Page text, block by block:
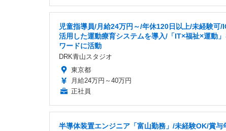
児童指導員/月給24万円～/年休120日以上/未経験可/
活用した運動療育システムを導入/「IT×福祉×運動
ワードに活動
DRK青山スタジオ
東京都
月給24万円～40万円
正社員
半導体装置エンジニア「富山勤務」/未経験OK/賞与